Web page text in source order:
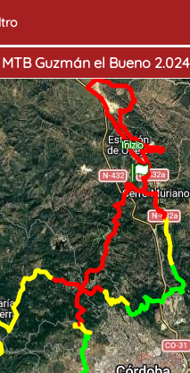
Guzmán el Bueno 2.024
Inizio
Fine